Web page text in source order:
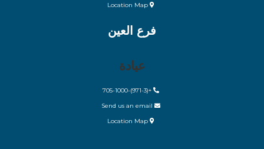
Location Map
فرع العين
عيادة
+(971-3)-705-1000
Location Map